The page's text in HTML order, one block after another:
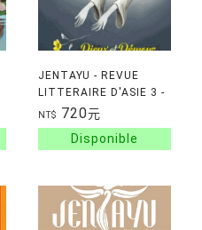
JENTAYU - REVUE
LITTERAIRE D'ASIE 3 -
DIEUX ET DEMONS
NT$ 720元